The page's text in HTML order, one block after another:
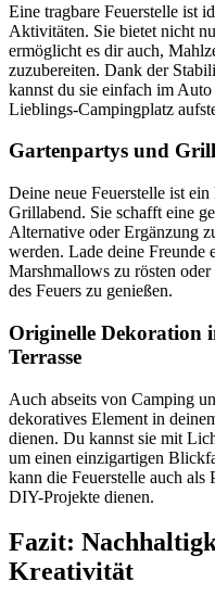
Eine tragbare Feuerstelle ist
Aktivitäten. Sie bietet nicht
ermöglicht es dir auch,
zuzubereiten. Dank der
kannst du sie einfach im
Lieblings-Campingplatz
Gartenpartys und
Deine neue Feuerstelle ist
Grillabend. Sie schafft eine
Alternative oder Ergänzung
werden. Lade deine Freunde
Marshmallows zu rösten
des Feuers zu genießen.
Originelle Dekoration
Terrasse
Auch abseits von Camping
dekoratives Element in
dienen. Du kannst sie mit
um einen einzigartigen
kann die Feuerstelle auch als
DIY-Projekte dienen.
Fazit:
Kreativität